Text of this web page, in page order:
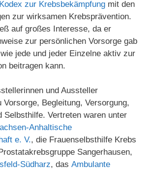
zur Krebsbekämpfung mit den
zur wirksamen Krebsprävention.
auf großes Interesse, da er
zur persönlichen Vorsorge gab
jede und jeder Einzelne aktiv zur
beitragen kann.
und Aussteller
Vorsorge, Begleitung, Versorgung,
Selbsthilfe. Vertreten waren unter
Anhaltische
e. V., die Frauenselbsthilfe Krebs
Sangerhausen,
Südharz, das Ambulante